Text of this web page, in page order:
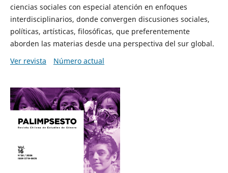
ciencias sociales con especial atención en enfoques
interdisciplinarios, donde convergen discusiones sociales,
políticas, artísticas, filosóficas, que preferentemente
aborden las materias desde una perspectiva del sur global.
Ver revista
Número actual